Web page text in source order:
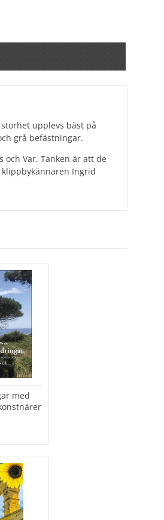
upplevs bäst på
grå befästningar.
Var. Tanken är att de
Ingrid
med